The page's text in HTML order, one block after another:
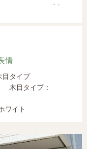
情
タイプ
木目タイプ：
ワイト